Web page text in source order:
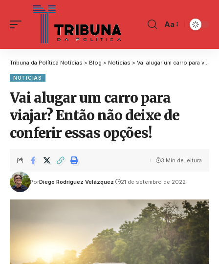
Aa
Tribuna da Política Notícias > Blog > Noticias > Vai alugar um carro para viajar? Então não deixe de conferir essas opções!
NOTICIAS
Vai alugar um carro para
viajar? Então não deixe de
conferir essas opções!
PorDiego Rodríguez Velázquez 21 de setembro de 2022
3 Min de leitura